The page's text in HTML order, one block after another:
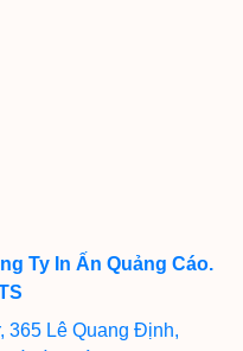
Ty In Ấn Quảng Cáo.
365 Lê Quang Định,